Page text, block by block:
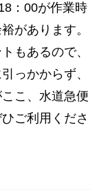
：00が作業時
があります。
もあるので、
っかからず、
こ、水道急便
ご利用くださ